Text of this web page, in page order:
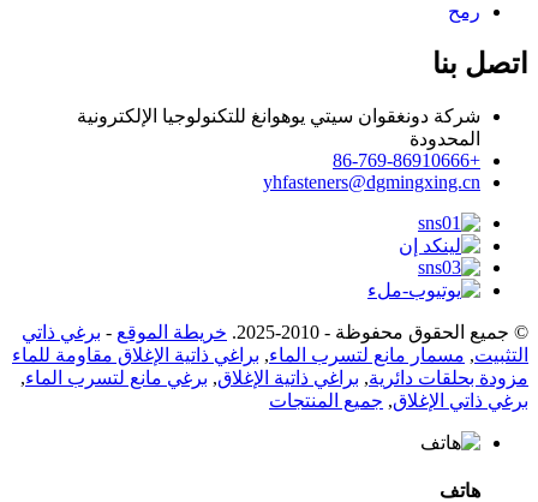
رمح
اتصل بنا
شركة دونغقوان سيتي يوهوانغ للتكنولوجيا الإلكترونية
المحدودة
+86-769-86910666
yhfasteners@dgmingxing.cn
© جميع الحقوق محفوظة - 2010-2025. خريطة الموقع - برغي ذاتي
التثبيت, مسمار مانع لتسرب الماء, براغي ذاتية الإغلاق مقاومة للماء
مزودة بحلقات دائرية, براغي ذاتية الإغلاق, برغي مانع لتسرب الماء,
برغي ذاتي الإغلاق, جميع المنتجات
هاتف